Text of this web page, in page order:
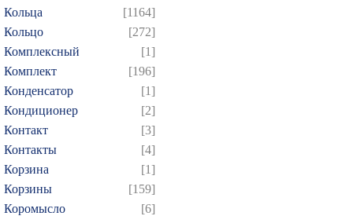
Кольца
[1164]
Кольцо
[272]
Комплексный
[1]
Комплект
[196]
Конденсатор
[1]
Кондиционер
[2]
Контакт
[3]
Контакты
[4]
Корзина
[1]
Корзины
[159]
Коромысло
[6]